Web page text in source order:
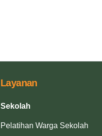
Layanan
Sekolah
Pelatihan Warga Sekolah